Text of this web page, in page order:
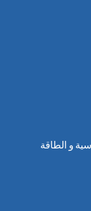
و الطاقة